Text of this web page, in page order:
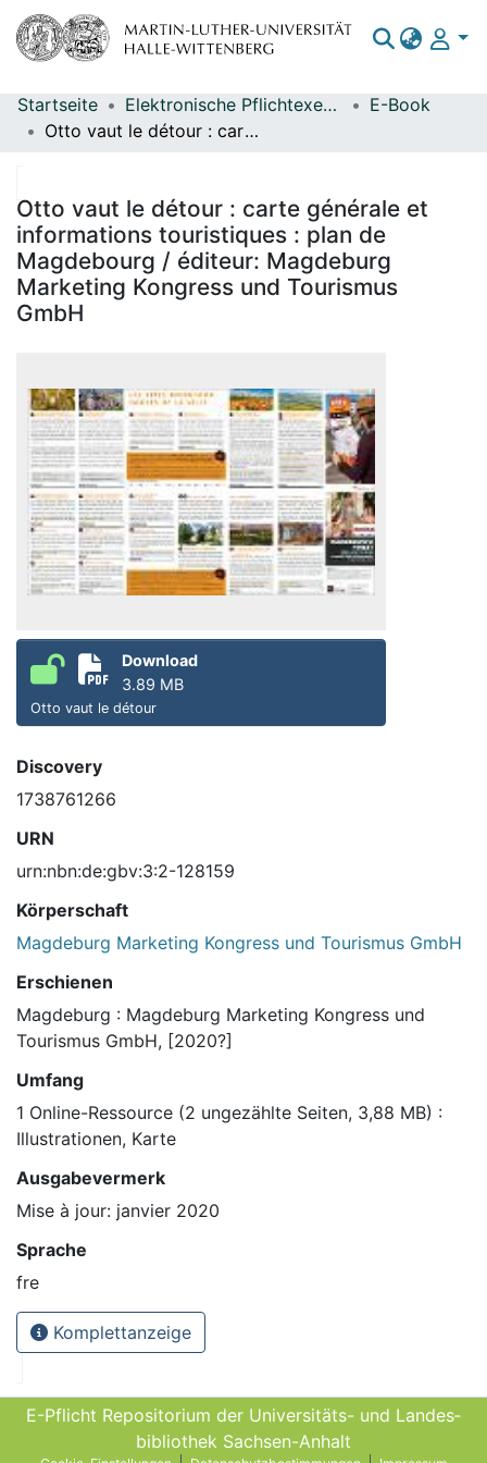
Bereiche & Sammlungen
Statistiken
Startseite Elektronische Pflichtexemplare
E-Book
Otto vaut le détour : carte générale et informations touristiques : plan de Magdebourg / éditeur: Magdeburg Marketing Kongress und Tourismus GmbH
Otto vaut le détour : carte générale et
informations touristiques : plan de
Magdebourg / éditeur: Magdeburg
Marketing Kongress und Tourismus
GmbH
Download
3.89 MB
Otto vaut le détour
Discovery
1738761266
URN
urn:nbn:de:gbv:3:2-128159
Körperschaft
Magdeburg Marketing Kongress und Tourismus GmbH
Erschienen
Magdeburg : Magdeburg Marketing Kongress und
Tourismus GmbH, [2020?]
Umfang
1 Online-Ressource (2 ungezählte Seiten, 3,88 MB) :
Illustrationen, Karte
Ausgabevermerk
Mise à jour: janvier 2020
Sprache
fre
Komplettanzeige
E-Pflicht Repositorium der Universitäts- und Landes­
bibliothek Sachsen-Anhalt